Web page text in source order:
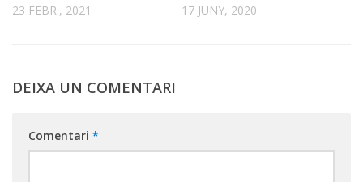
23 FEBR., 2021 17 JUNY, 2020
DEIXA UN COMENTARI
Comentari *